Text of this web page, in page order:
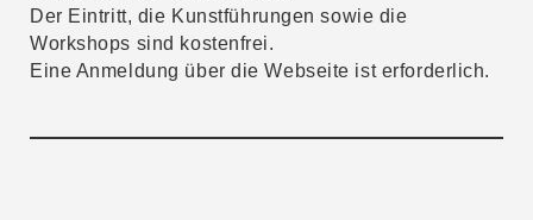
Der Eintritt, die Kunstführungen sowie die
Workshops sind kostenfrei.
Eine Anmeldung über die Webseite ist erforderlich.